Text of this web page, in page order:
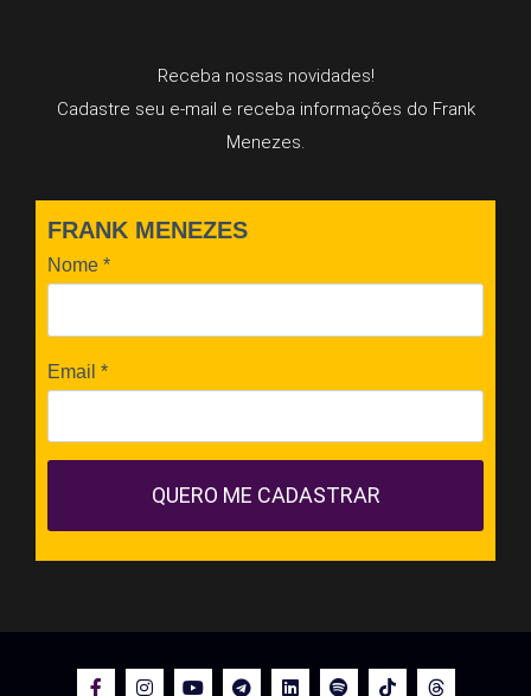
Receba nossas novidades!
Cadastre seu e-mail e receba informações do Frank
Menezes.
FRANK MENEZES
Nome *
Email *
QUERO ME CADASTRAR